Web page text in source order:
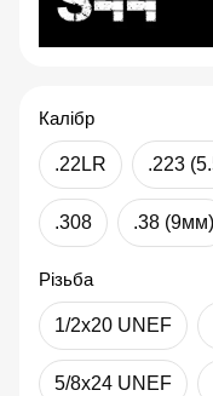
Калібр
.22LR .223
.308 .38 (9мм)
Різьба
1/2x20 UNEF
5/8x24 UNEF